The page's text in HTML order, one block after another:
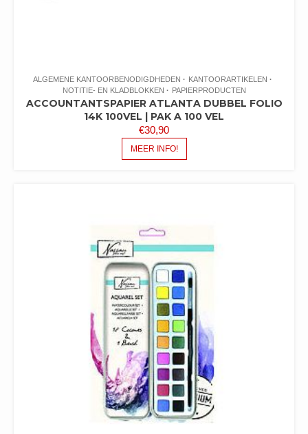
ALGEMENE KANTOORBENODIGDHEDEN
KANTOORARTIKELEN
NOTITIE- EN KLADBLOKKEN
PAPIERPRODUCTEN
ACCOUNTANTSPAPIER ATLANTA DUBBEL FOLIO
14K 100VEL | PAK A 100 VEL
€30,90
MEER INFO!